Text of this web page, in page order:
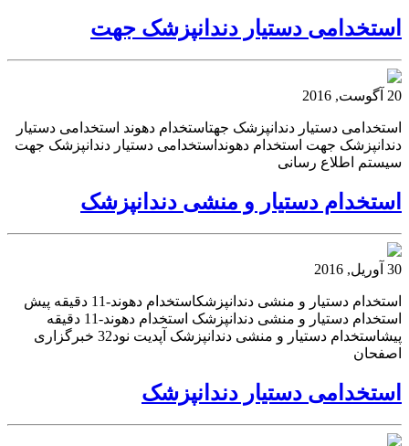
استخدامی دستیار دندانپزشک جهت
20 آگوست, 2016
استخدامی دستیار دندانپزشک جهتاستخدام دهوند استخدامی دستیار
دندانپزشک جهت استخدام دهونداستخدامی دستیار دندانپزشک جهت
سیستم اطلاع رسانی
استخدام دستیار و منشی دندانپزشک
30 آوریل, 2016
استخدام دستیار و منشی دندانپزشکاستخدام دهوند-11 دقیقه پیش
استخدام دستیار و منشی دندانپزشک استخدام دهوند-11 دقیقه
پیشاستخدام دستیار و منشی دندانپزشک آپدیت نود32 خبرگزاری
اصفحان
استخدامی دستیار دندانپزشک